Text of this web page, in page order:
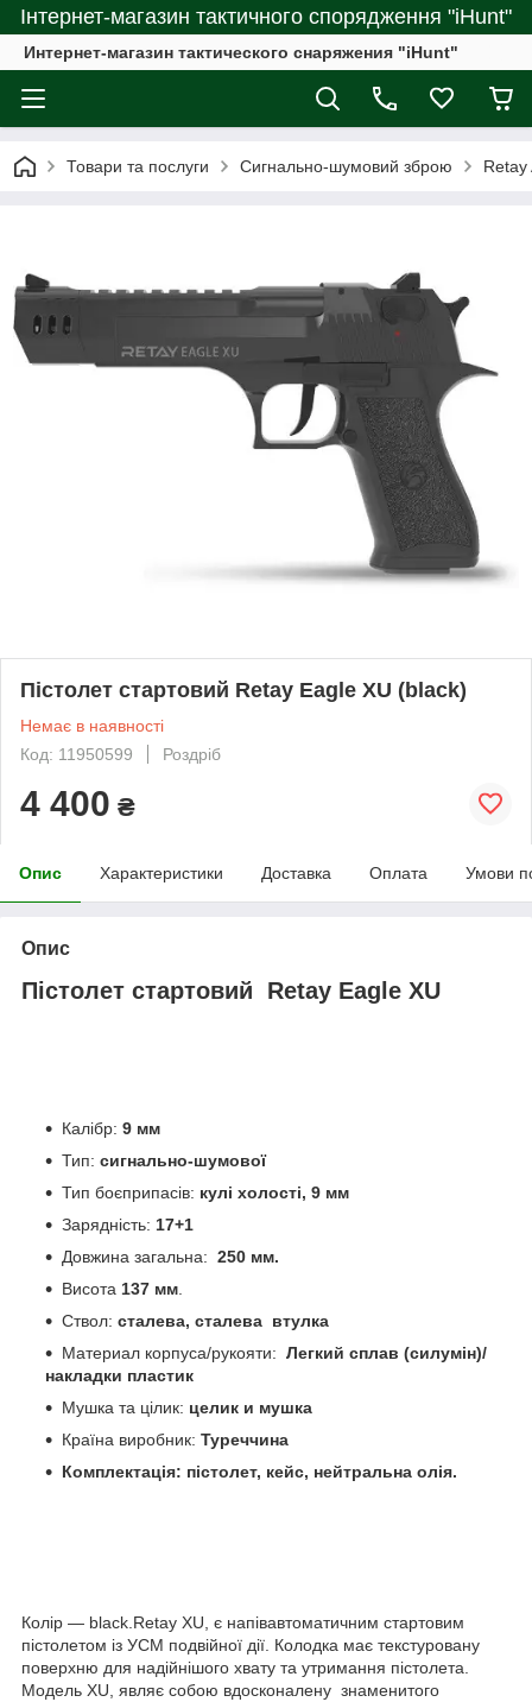
Інтернет-магазин тактичного спорядження "iHunt"
Интернет-магазин тактического снаряжения "iHunt"
Товари та послуги Сигнально-шумовий зброю Retay
Пістолет стартовий Retay Eagle XU (black)
Немає в наявності
Код: 11950599
Роздріб
4 400 ₴
Опис Характеристики Доставка Оплата Умови
Опис
Пістолет стартовий Retay Eagle XU
Калібр: 9 мм
Тип: сигнально-шумової
Тип боєприпасів: кулі холості, 9 мм
Зарядність: 17+1
Довжина загальна: 250 мм.
Висота 137 мм.
Ствол: сталева, сталева втулка
Материал корпуса/рукояти: Легкий сплав (силумін)/
накладки пластик
Мушка та цілик: целик и мушка​
Країна виробник: Туреччина
Комплектація: пістолет, кейс, нейтральна олія.
Колір — black.Retay XU, є напівавтоматичним стартовим
пістолетом із УСМ подвійної дії. Колодка має текстуровану
поверхню для надійнішого хвату та утримання пістолета.
Модель XU, являє собою вдосконалену знаменитого